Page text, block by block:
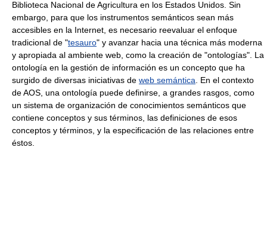
Biblioteca Nacional de Agricultura en los Estados Unidos. Sin
embargo, para que los instrumentos semánticos sean más
accesibles en la Internet, es necesario reevaluar el enfoque
tradicional de "tesauro" y avanzar hacia una técnica más moderna
y apropiada al ambiente web, como la creación de "ontologías". La
ontología en la gestión de información es un concepto que ha
surgido de diversas iniciativas de web semántica . En el contexto
de AOS, una ontología puede definirse, a grandes rasgos, como
un sistema de organización de conocimientos semánticos que
contiene conceptos y sus términos, las definiciones de esos
conceptos y términos, y la especificación de las relaciones entre
éstos.